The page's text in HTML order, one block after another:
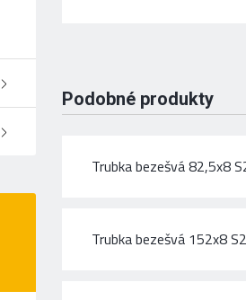
Podobné produkty
Trubka bezešvá 82,5x8
Trubka bezešvá 152x8